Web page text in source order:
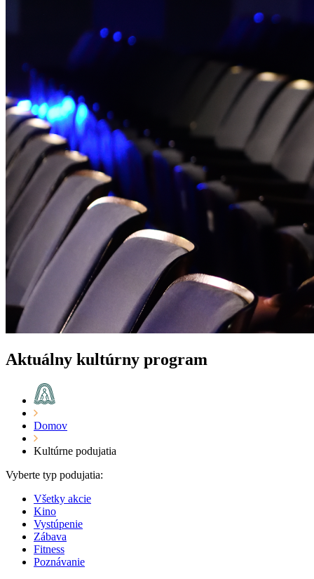
Aktuálny kultúrny program
Domov
Kultúrne podujatia
Vyberte typ podujatia:
Všetky akcie
Kino
Vystúpenie
Zábava
Fitness
Poznávanie